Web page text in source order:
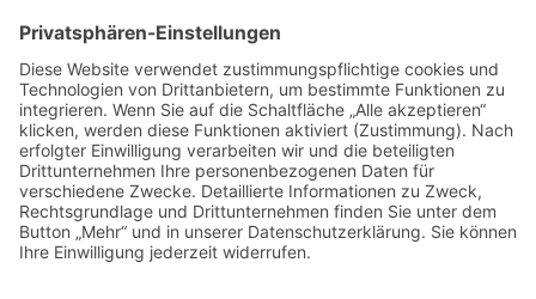
Blog
Downloads
Fotogalerien
Links
Anfahrt
Tippspiel